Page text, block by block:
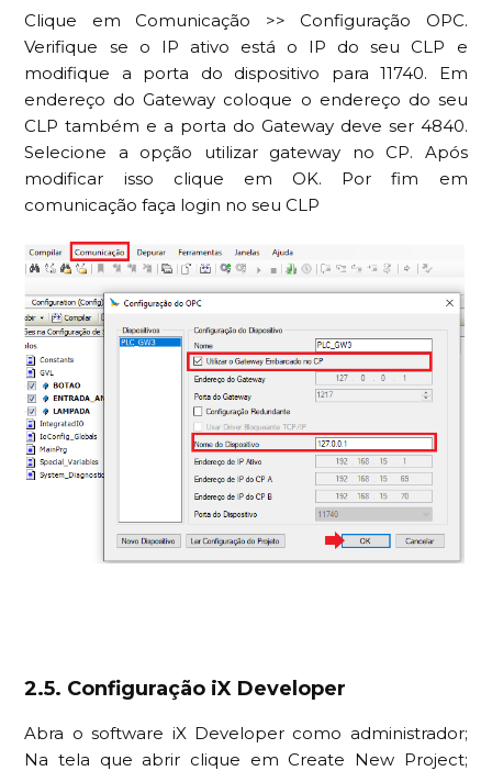
Clique em Comunicação >> Configuração OPC.
Verifique se o IP ativo está o IP do seu CLP e
modifique a porta do dispositivo para 11740. Em
endereço do Gateway coloque o endereço do seu
CLP também e a porta do Gateway deve ser 4840.
Selecione a opção utilizar gateway no CP. Após
modificar isso clique em OK. Por fim em
comunicação faça login no seu CLP
2.5. Configuração iX Developer
Abra o software iX Developer como administrador;
Na tela que abrir clique em Create New Project;